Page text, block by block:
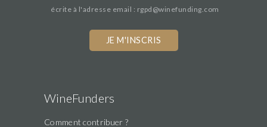
écrite à l'adresse email : rgpd@winefunding.com
WineFunders
Comment contribuer ?